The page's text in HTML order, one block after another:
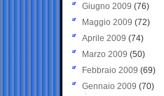
Giugno 2009 (76)
Maggio 2009 (72)
Aprile 2009 (74)
Marzo 2009 (50)
Febbraio 2009 (69)
Gennaio 2009 (70)